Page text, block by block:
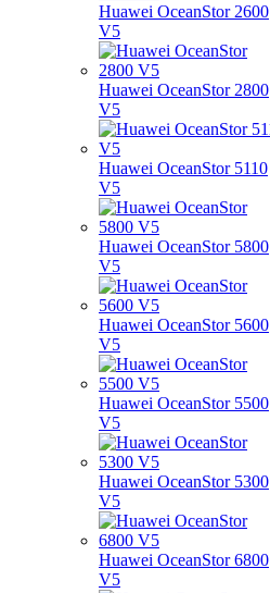
Huawei OceanStor 2600
V5
Huawei OceanStor 2800
V5
Huawei OceanStor 5110
V5
Huawei OceanStor 5800
V5
Huawei OceanStor 5600
V5
Huawei OceanStor 5500
V5
Huawei OceanStor 5300
V5
Huawei OceanStor 6800
V5